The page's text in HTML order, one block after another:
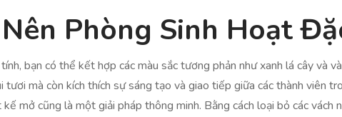
Phòng Sinh Hoạt
bạn có thể kết hợp các màu sắc tương phản như xanh lá cây và
tươi mà còn kích thích sự sáng tạo và giao tiếp giữa các thành viên
mở cũng là một giải pháp thông minh. Bằng cách loại bỏ các